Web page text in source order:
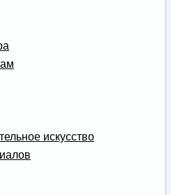
искусство